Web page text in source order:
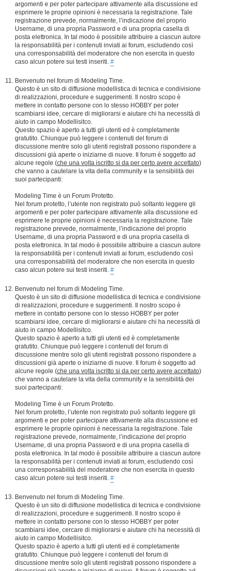
argomenti e per poter partecipare attivamente alla discussione ed
esprimere le proprie opinioni è necessaria la registrazione. Tale
registrazione prevede, normalmente, l’indicazione del proprio
Username, di una propria Password e di una propria casella di
posta elettronica. In tal modo è possibile attribuire a ciascun autore
la responsabilità per i contenuti inviati ai forum, escludendo così
una corresponsabilità del moderatore che non esercita in questo
caso alcun potere sui testi inseriti. #
Benvenuto nel forum di Modeling Time.
Questo è un sito di diffusione modellistica di tecnica e condivisione
di realizzazioni, procedure e suggerimenti. Il nostro scopo è
mettere in contatto persone con lo stesso HOBBY per poter
scambiarsi idee, cercare di migliorarsi e aiutare chi ha necessità di
aiuto in campo Modellisitco.
Questo spazio è aperto a tutti gli utenti ed è completamente
gratutito. Chiunque può leggere i contenuti del forum di
discussione mentre solo gli utenti registrati possono rispondere a
discussioni già aperte o iniziarne di nuove. Il forum è soggetto ad
alcune regole (che una volta iscritto si da per certo avere accettato)
che vanno a cautelare la vita della community e la sensibilità dei
suoi partecipanti:
Modeling Time è un Forum Protetto.
Nel forum protetto, l’utente non registrato può soltanto leggere gli
argomenti e per poter partecipare attivamente alla discussione ed
esprimere le proprie opinioni è necessaria la registrazione. Tale
registrazione prevede, normalmente, l’indicazione del proprio
Username, di una propria Password e di una propria casella di
posta elettronica. In tal modo è possibile attribuire a ciascun autore
la responsabilità per i contenuti inviati ai forum, escludendo così
una corresponsabilità del moderatore che non esercita in questo
caso alcun potere sui testi inseriti. #
Benvenuto nel forum di Modeling Time.
Questo è un sito di diffusione modellistica di tecnica e condivisione
di realizzazioni, procedure e suggerimenti. Il nostro scopo è
mettere in contatto persone con lo stesso HOBBY per poter
scambiarsi idee, cercare di migliorarsi e aiutare chi ha necessità di
aiuto in campo Modellisitco.
Questo spazio è aperto a tutti gli utenti ed è completamente
gratutito. Chiunque può leggere i contenuti del forum di
discussione mentre solo gli utenti registrati possono rispondere a
discussioni già aperte o iniziarne di nuove. Il forum è soggetto ad
alcune regole (che una volta iscritto si da per certo avere accettato)
che vanno a cautelare la vita della community e la sensibilità dei
suoi partecipanti:
Modeling Time è un Forum Protetto.
Nel forum protetto, l’utente non registrato può soltanto leggere gli
argomenti e per poter partecipare attivamente alla discussione ed
esprimere le proprie opinioni è necessaria la registrazione. Tale
registrazione prevede, normalmente, l’indicazione del proprio
Username, di una propria Password e di una propria casella di
posta elettronica. In tal modo è possibile attribuire a ciascun autore
la responsabilità per i contenuti inviati ai forum, escludendo così
una corresponsabilità del moderatore che non esercita in questo
caso alcun potere sui testi inseriti. #
Benvenuto nel forum di Modeling Time.
Questo è un sito di diffusione modellistica di tecnica e condivisione
di realizzazioni, procedure e suggerimenti. Il nostro scopo è
mettere in contatto persone con lo stesso HOBBY per poter
scambiarsi idee, cercare di migliorarsi e aiutare chi ha necessità di
aiuto in campo Modellisitco.
Questo spazio è aperto a tutti gli utenti ed è completamente
gratutito. Chiunque può leggere i contenuti del forum di
discussione mentre solo gli utenti registrati possono rispondere a